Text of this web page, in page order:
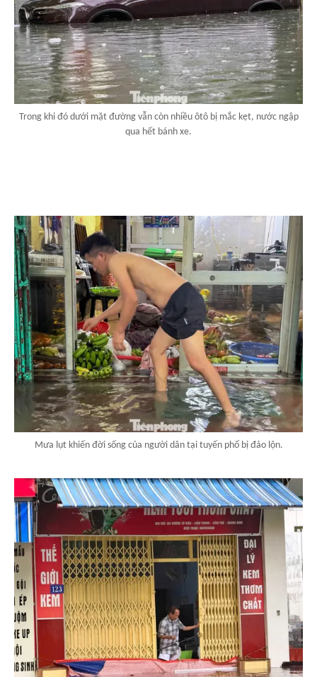
Trong khi đó dưới mặt đường vẫn còn nhiều ôtô bị mắc kẹt, nước ngập
qua hết bánh xe.
Mưa lụt khiến đời sống của người dân tại tuyến phố bị đảo lộn.